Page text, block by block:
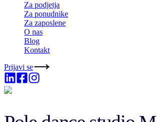
Za podjetja
Za ponudnike
Za zaposlene
O nas
Blog
Kontakt
Prijavi se